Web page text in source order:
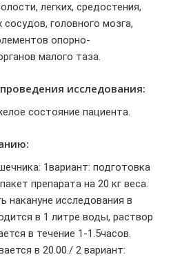
легких, средостения,
головного мозга,
опорно-
малого таза.
исследования:
состояние пациента.
1вариант: подготовка
препарата на 20 кг веса.
накануне исследования в
в 1 литре воды, раствор
в течение 1-1.5часов.
в 20.00./ 2 вариант: